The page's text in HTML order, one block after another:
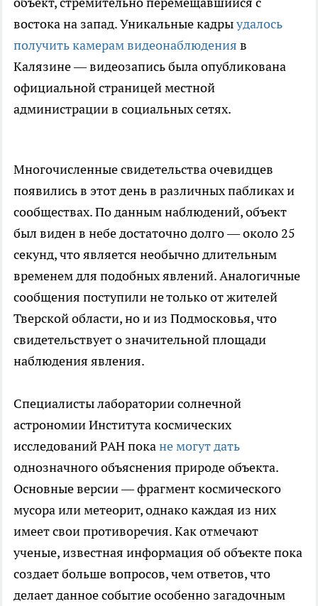
востока на запад. Уникальные кадрыудалось
получить камерам видеонаблюдения в
Калязине — видеозапись была опубликована
официальной страницей местной
администрации в социальных сетях.
Многочисленные свидетельства очевидцев
появились в этот день в различных пабликах и
сообществах. По данным наблюдений, объект
был виден в небе достаточно долго — около 25
секунд, что является необычно длительным
временем для подобных явлений. Аналогичные
сообщения поступили не только от жителей
Тверской области, но и из Подмосковья, что
свидетельствует о значительной площади
наблюдения явления.
Специалисты лаборатории солнечной
астрономии Института космических
исследований РАН покане могут дать
однозначного объяснения природе объекта.
Основные версии — фрагмент космического
мусора или метеорит, однако каждая из них
имеет свои противоречия. Как отмечают
ученые, известная информация об объекте пока
создает больше вопросов, чем ответов, что
делает данное событие особенно загадочным